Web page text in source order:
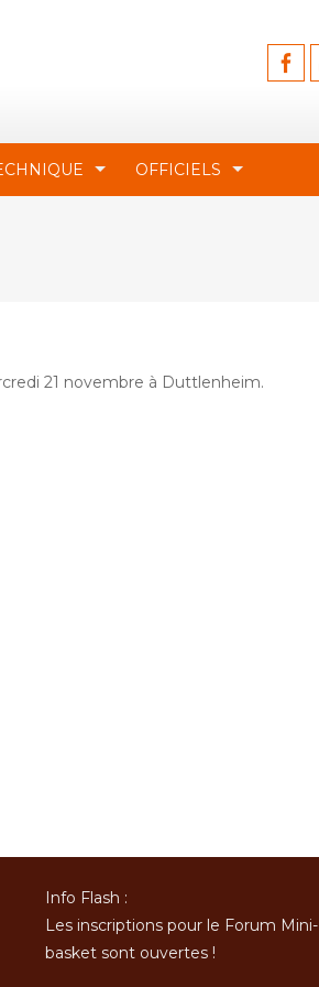
OFFICIELS
21 novembre à Duttlenheim.
Info Flash :
Les inscriptions pour le Forum Mini-
basket sont ouvertes !